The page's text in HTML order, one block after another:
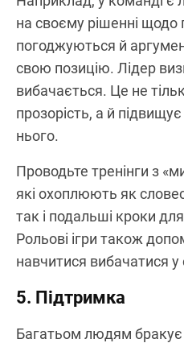
на своєму рішенні щодо
погоджуються й
свою позицію. Лідер
вибачається. Це не
прозорість, а й
нього.
Проводьте тренінги з
які охоплюють як
так і подальші кроки
Рольові ігри також
навчитися вибачатися у
5. Підтримка
Багатьом людям бракує